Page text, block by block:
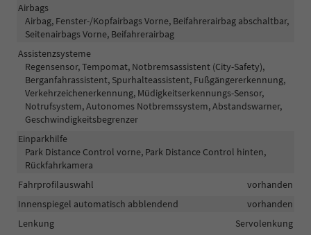
Airbags
Airbag, Fenster-/Kopfairbags Vorne, Beifahrerairbag abschaltbar,
Seitenairbags Vorne, Beifahrerairbag
Assistenzsysteme
Regensensor, Tempomat, Notbremsassistent (City-Safety),
Berganfahrassistent, Spurhalteassistent, Fußgängererkennung,
Verkehrzeichenerkennung, Müdigkeitserkennungs-Sensor,
Notrufsystem, Autonomes Notbremssystem, Abstandswarner,
Geschwindigkeitsbegrenzer
Einparkhilfe
Park Distance Control vorne, Park Distance Control hinten,
Rückfahrkamera
Fahrprofilauswahl
vorhanden
Innenspiegel automatisch abblendend
vorhanden
Lenkung
Servolenkung